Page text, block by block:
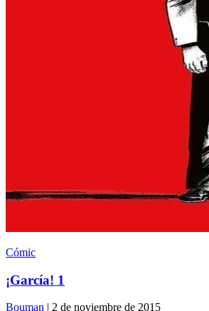
Cómic
¡García! 1
Bouman | 2 de noviembre de 2015